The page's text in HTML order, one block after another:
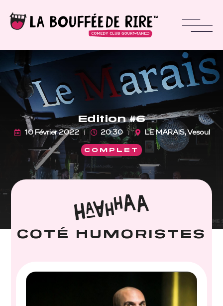
Edition #6
10 Février 2022 20:30 LE MARAIS, Vesoul
COMPLET
COTÉ HUMORISTES